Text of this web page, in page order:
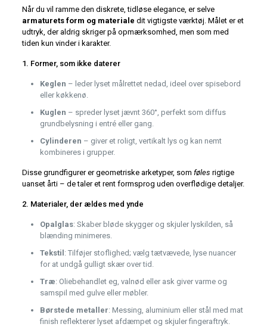
Når du vil ramme den diskrete, tidløse elegance, er selve
armaturets form og materiale dit vigtigste værktøj. Målet er et
udtryk, der aldrig skriger på opmærksomhed, men som med
tiden kun vinder i karakter.
1. Former, som ikke daterer
Keglen – leder lyset målrettet nedad, ideel over spisebord
eller køkkenø.
Kuglen – spreder lyset jævnt 360°, perfekt som diffus
grundbelysning i entré eller gang.
Cylinderen – giver et roligt, vertikalt lys og kan nemt
kombineres i grupper.
Disse grundfigurer er geometriske arketyper, som føles rigtige
uanset årti – de taler et rent formsprog uden overflødige detaljer.
2. Materialer, der ældes med ynde
Opalglas: Skaber bløde skygger og skjuler lyskilden, så
blænding minimeres.
Tekstil : Tilføjer stoflighed; vælg tætvævede, lyse nuancer
for at undgå gulligt skær over tid.
Træ: Oliebehandlet eg, valnød eller ask giver varme og
samspil med gulve eller møbler.
Børstede metaller: Messing, aluminium eller stål med mat
finish reflekterer lyset afdæmpet og skjuler fingeraftryk.